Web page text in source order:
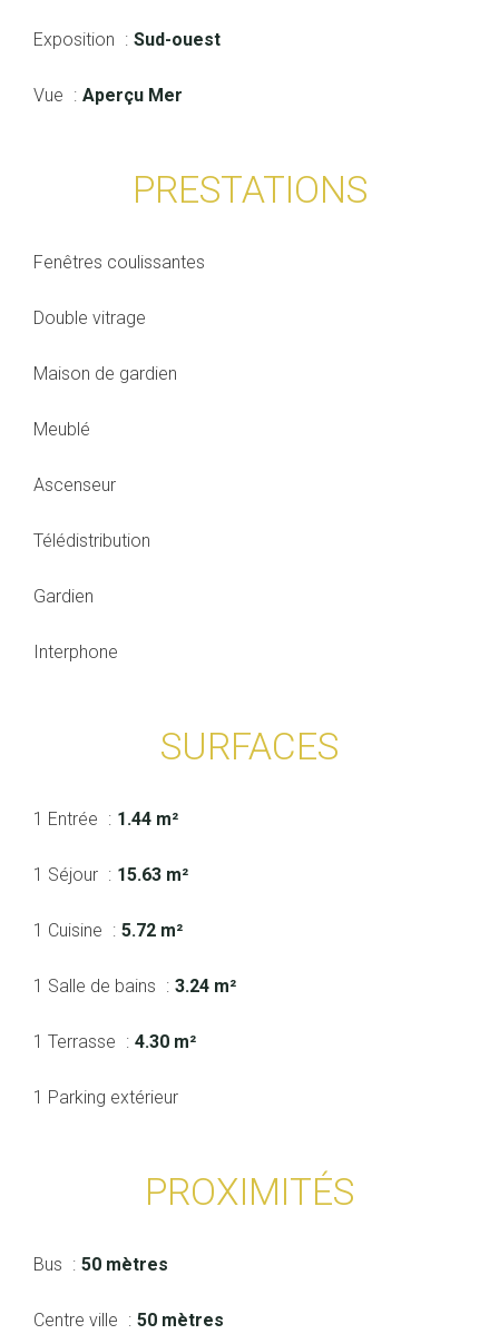
Exposition Sud-ouest
Vue Aperçu Mer
PRESTATIONS
Fenêtres coulissantes
Double vitrage
Maison de gardien
Meublé
Ascenseur
Télédistribution
Gardien
Interphone
SURFACES
1 Entrée 1.44 m²
1 Séjour 15.63 m²
1 Cuisine 5.72 m²
1 Salle de bains 3.24 m²
1 Terrasse 4.30 m²
1 Parking extérieur
PROXIMITÉS
Bus 50 mètres
Centre ville 50 mètres